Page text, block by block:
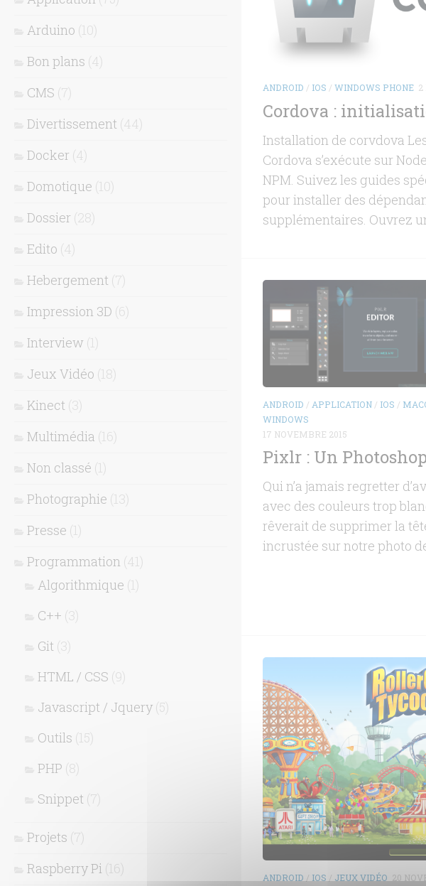
ANDROID / IOS / WINDOWS PHONE 2
Cordova :
Installation de corvdova
Cordova s’exécute sur
NPM. Suivez les guides
pour installer des
supplémentaires. Ouvrez
ANDROID / APPLICATION / IOS /
WINDOWS
17 NOVEMBRE 2015
Pixlr : Un
Qui n’a jamais regretter
avec des couleurs trop
rêverait de supprimer la
incrustée sur notre photo
ANDROID / IOS / JEUX VIDÉO 20
Arduino (10)
Bon plans (4)
CMS (7)
Divertissement (44)
Docker (4)
Domotique (10)
Dossier (28)
Edito (4)
Hebergement (7)
Impression 3D (6)
Interview (1)
Jeux Vidéo (18)
Kinect (3)
Multimédia (16)
Non classé (1)
Photographie (13)
Presse (1)
Programmation (41)
Algorithmique (1)
C++ (3)
Git (3)
HTML / CSS (9)
Javascript / Jquery (5)
Outils (15)
PHP (8)
Snippet (7)
Projets (7)
Raspberry Pi (16)